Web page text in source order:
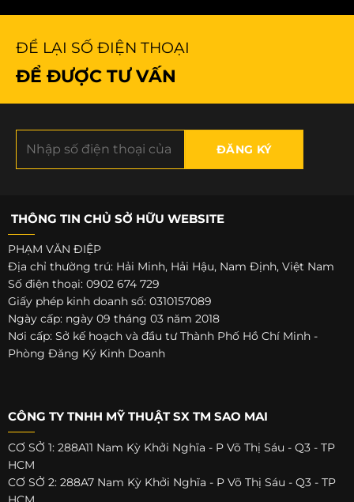
ĐỂ LẠI SỐ ĐIỆN THOẠI
ĐỂ ĐƯỢC TƯ VẤN
THÔNG TIN CHỦ SỞ HỮU WEBSITE
PHẠM VĂN ĐIỆP
Địa chỉ thường trú: Hải Minh, Hải Hậu, Nam Định, Việt Nam
Số điện thoại: 0902 674 729
Giấy phép kinh doanh số: 0310157089
Ngày cấp: ngày 09 tháng 03 năm 2018
Nơi cấp: Sở kế hoạch và đầu tư Thành Phố Hồ Chí Minh -
Phòng Đăng Ký Kinh Doanh
CÔNG TY TNHH MỸ THUẬT SX TM SAO MAI
CƠ SỞ 1: 288A11 Nam Kỳ Khởi Nghĩa - P Võ Thị Sáu - Q3 - TP
HCM
CƠ SỞ 2: 288A7 Nam Kỳ Khởi Nghĩa - P Võ Thị Sáu - Q3 - TP